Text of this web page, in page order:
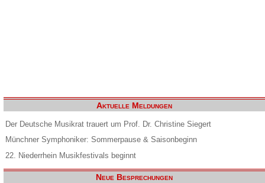
Aktuelle Meldungen
Der Deutsche Musikrat trauert um Prof. Dr. Christine Siegert
Münchner Symphoniker: Sommerpause & Saisonbeginn
22. Niederrhein Musikfestivals beginnt
Neue Besprechungen